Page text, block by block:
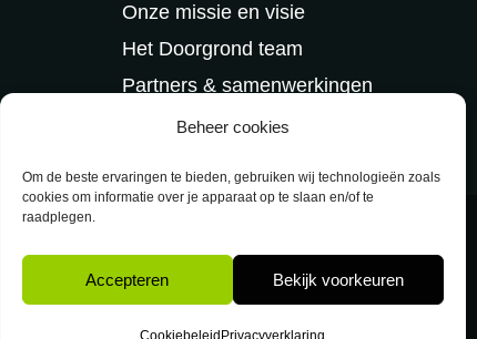
Beheer cookies
Om de beste ervaringen te bieden, gebruiken wij technologieën zoals
cookies om informatie over je apparaat op te slaan en/of te
raadplegen.
Accepteren Bekijk voorkeuren
Cookiebeleid Privacyverklaring
Onze missie en visie
Het Doorgrond team
Partners & samenwerkingen